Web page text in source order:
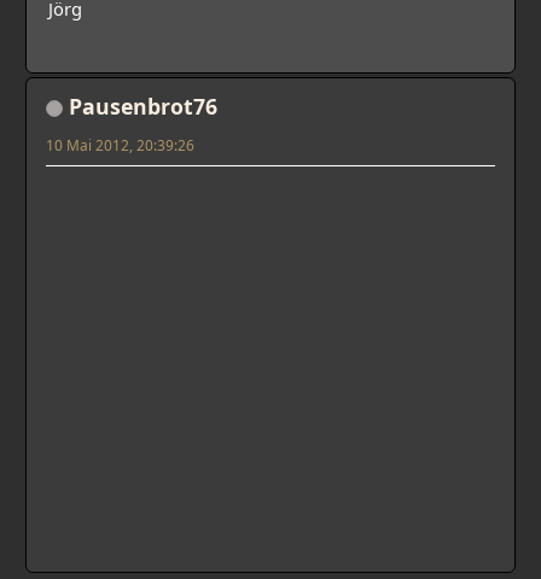
Jörg
Pausenbrot76
10 Mai 2012, 20:39:26